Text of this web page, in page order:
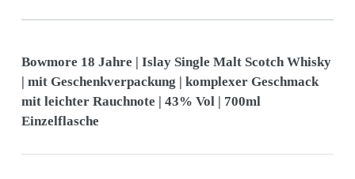
Bowmore 18 Jahre | Islay Single Malt Scotch Whisky
| mit Geschenkverpackung | komplexer Geschmack
mit leichter Rauchnote | 43% Vol | 700ml
Einzelflasche